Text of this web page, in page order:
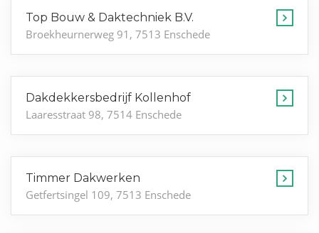
Top Bouw & Daktechniek B.V.
Broekheurnerweg 91, 7513 Enschede
Dakdekkersbedrijf Kollenhof
Laaresstraat 98, 7514 Enschede
Timmer Dakwerken
Getfertsingel 109, 7513 Enschede